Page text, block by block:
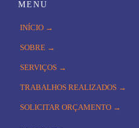
MENU
INÍCIO →
SOBRE →
SERVIÇOS →
TRABALHOS REALIZADOS →
SOLICITAR ORÇAMENTO →